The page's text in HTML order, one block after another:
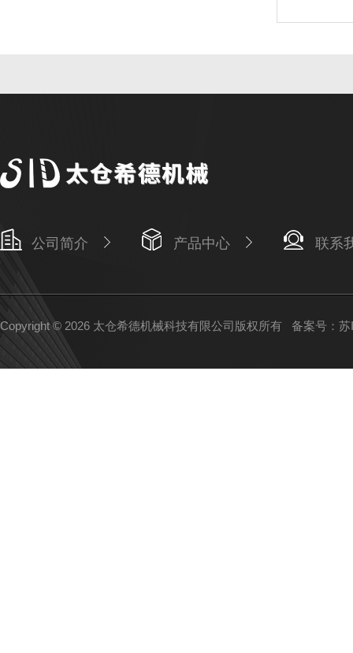
公司简介 产品中心 联系
Copyright © 2026 太仓希德机械科技有限公司版权所有 备案号：